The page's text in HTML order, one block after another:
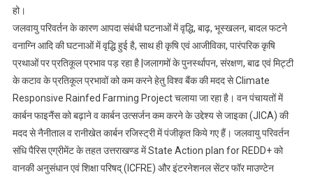
हो।
जलवायु परिवर्तन के कारण आपदा संबंधी घटनाओं में वृद्धि, बाढ़, भूस्खलन, बादल फटने
वनाग्नि आदि की घटनाओं में वृद्धि हुई है, साथ ही कृषि एवं आजीविका, पारंपरिक कृषि
प्रथाओं पर प्रतिकूल प्रभाव पड़ रहा है |जलागमों के पुनर्स्थापन, संरक्षण, बाढ एवं मि‌ट्टी
के कटाव के प्रतिकूल प्रभावों को कम करने हेतु विश्व बैंक की मदद से Climate
Responsive Rainfed Farming Project चलाया जा रहा है। वन पंचायतों में
कार्बन फाइनैंस को बढ़ाने व कार्बन उत्सर्जन कम करने के उद्देश्य से जाइका (JICA) की
मदद से नैनीताल व रानीखेत कार्बन रजिस्ट्री में पंजीकृत किये गए हैं। जलवायु परिवर्तन
संधि पैरिस एग्रीमेंट के तहत उत्तराखण्ड में State Action plan for REDD+ को
वानकी अनुसंधान एवं शिक्षा परिषद् (ICFRE) और इंटरनेशनल सेंटर फॉर माउण्टेन